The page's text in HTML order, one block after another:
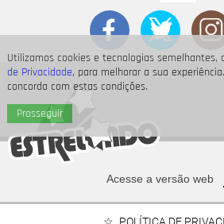
Utilizamos cookies e tecnologias semelhantes,
de Privacidade, para melhorar a sua
concorda com estas condições.
Prosseguir
Acesse a versão web